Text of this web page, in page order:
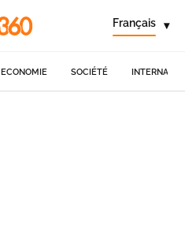
Français ▾
ECONOMIE SOCIÉTÉ